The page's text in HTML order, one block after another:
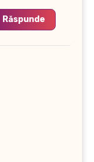
Răspunde